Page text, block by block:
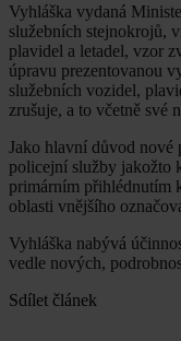
Vyhláška vydaná
služebních stejnokrojů,
plavidel a letadel, vzor
úpravu prezentovanou
služebních vozidel,
zrušuje, a to včetně své
Jako hlavní důvod nové
policejní služby jakožto
primárním přihlédnutím
oblasti vnějšího
Vyhláška nabývá
vedle nových,
Sdílet článek